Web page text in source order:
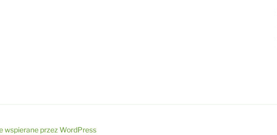
wspierane przez WordPress